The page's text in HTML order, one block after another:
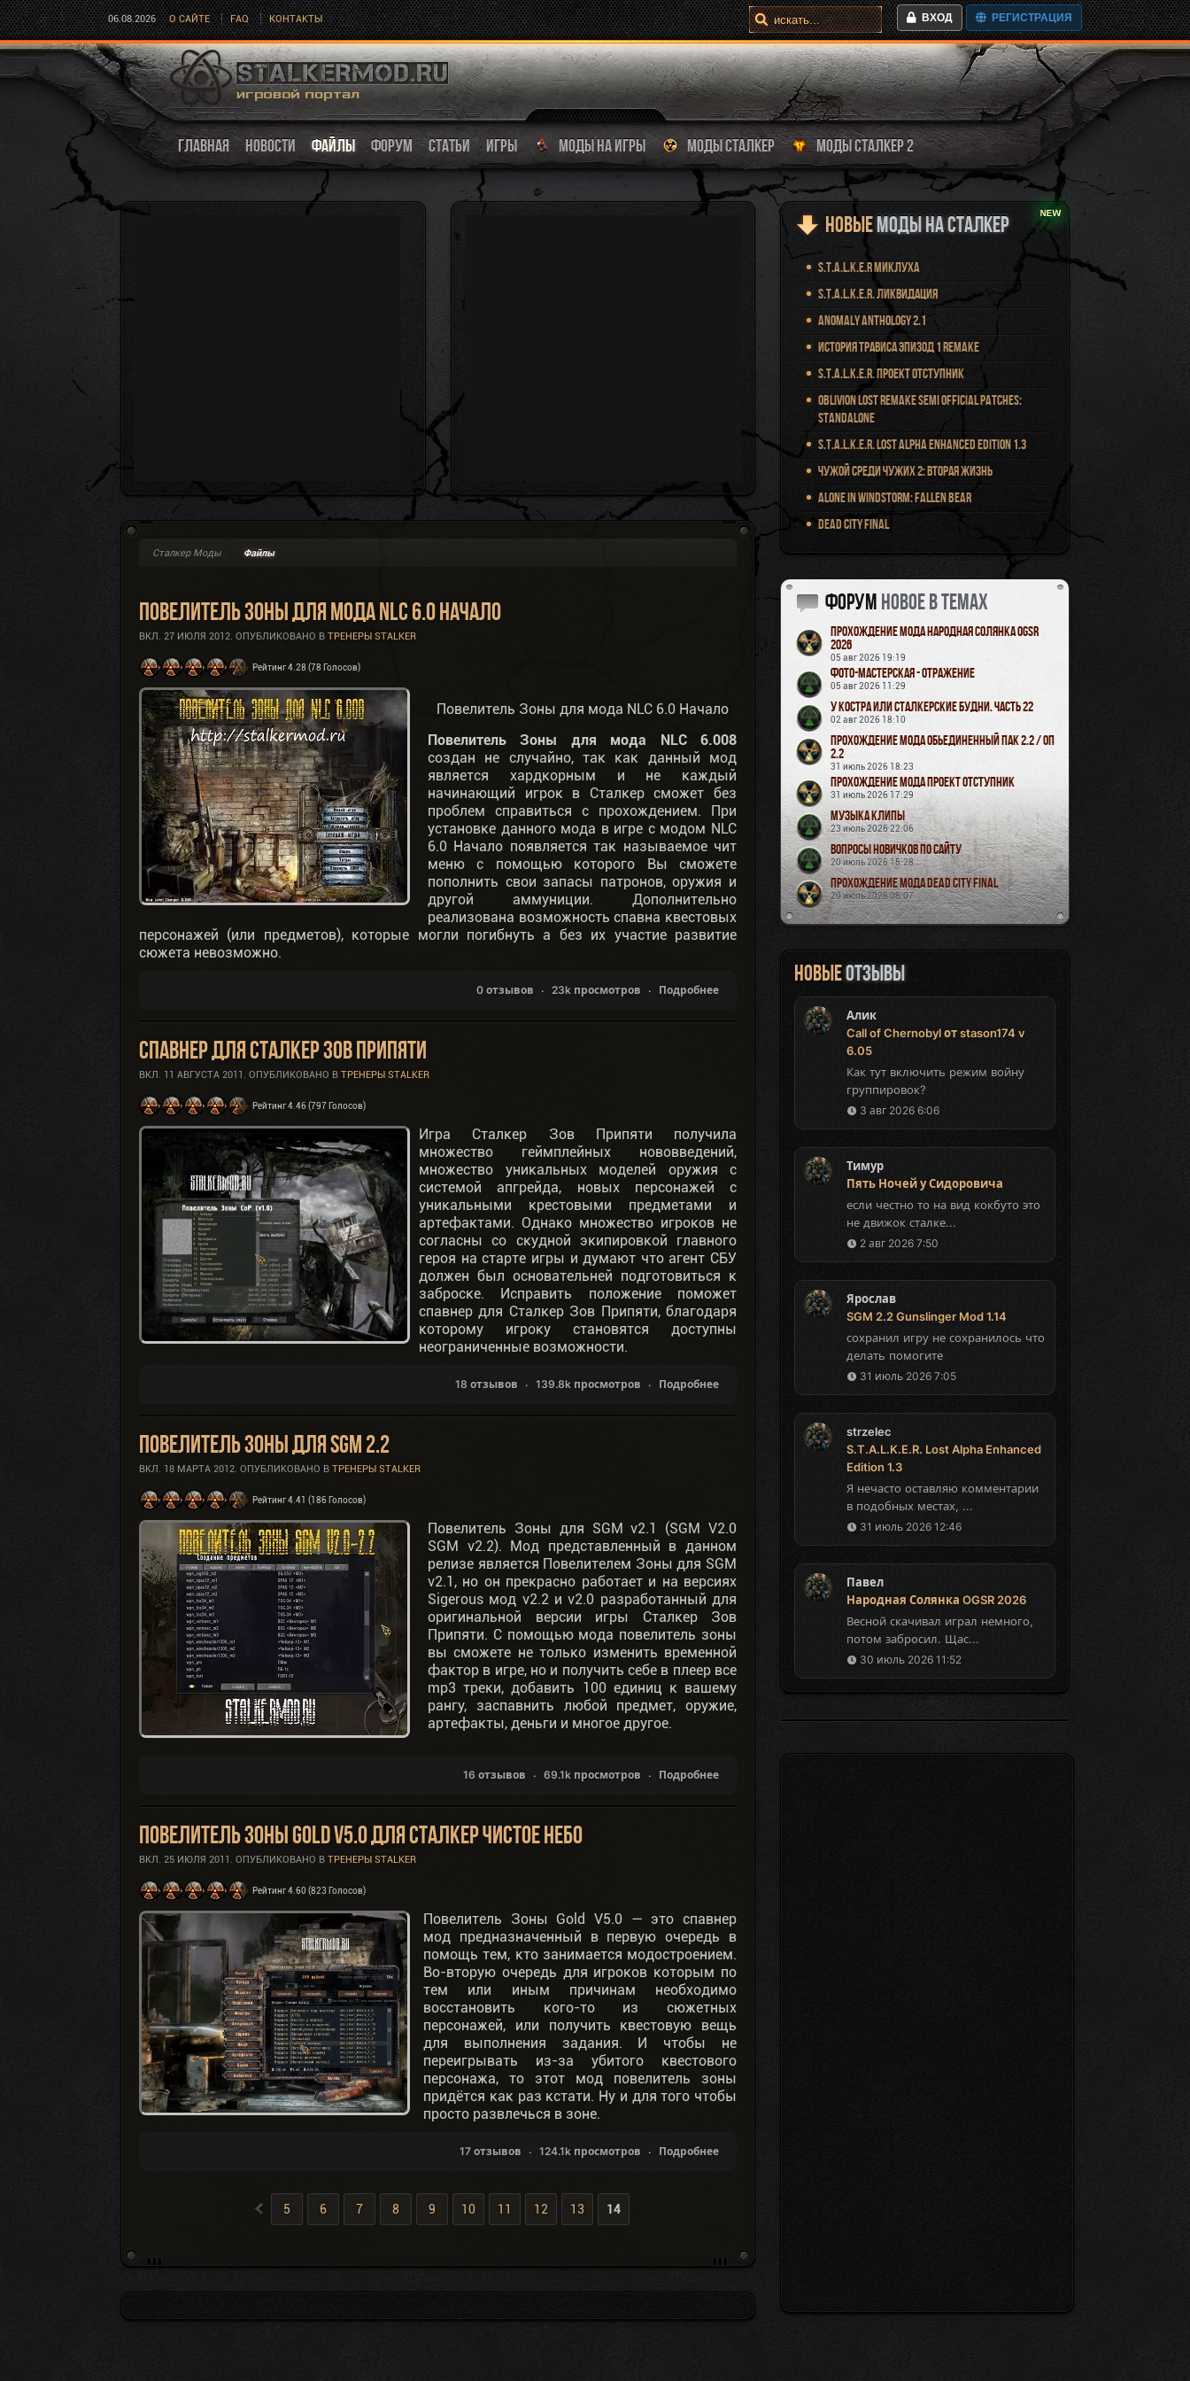
06.08.2026 О САЙТЕ FAQ КОНТАКТЫ ВХОД РЕГИСТРАЦИЯ
ГЛАВНАЯ НОВОСТИ ФАЙЛЫ ФОРУМ СТАТЬИ ИГРЫ МОДЫ НА ИГРЫ МОДЫ СТАЛКЕР МОДЫ СТАЛКЕР 2
Сталкер Моды Файлы
Повелитель Зоны для мода NLC 6.0 Начало
ВКЛ. 27 ИЮЛЯ 2012. ОПУБЛИКОВАНО В ТРЕНЕРЫ STALKER
Рейтинг 4.28 (78 Голосов)
Повелитель Зоны для мода NLC 6.0 Начало
Повелитель Зоны для мода NLC 6.008
создан не случайно, так как данный мод
является хардкорным и не каждый
начинающий игрок в Сталкер сможет без
проблем справиться с прохождением. При
установке данного мода в игре с модом NLC
6.0 Начало появляется так называемое чит
меню с помощью которого Вы сможете
пополнить свои запасы патронов, оружия и
другой аммуниции. Дополнительно
реализована возможность спавна квестовых
персонажей (или предметов), которые могли погибнуть а без их участие развитие
сюжета невозможно.
0 отзывов 23k просмотров Подробнее
Спавнер для Сталкер Зов Припяти
ВКЛ. 11 АВГУСТА 2011 . ОПУБЛИКОВАНО В ТРЕНЕРЫ STALKER
Рейтинг 4.46 (797 Голосов)
Игра Сталкер Зов Припяти получила
множество геймплейных нововведений,
множество уникальных моделей оружия с
системой апгрейда, новых персонажей с
уникальными крестовыми предметами и
артефактами. Однако множество игроков не
согласны со скудной экипировкой главного
героя на старте игры и думают что агент СБУ
должен был основательней подготовиться к
заброске. Исправить положение поможет
спавнер для Сталкер Зов Припяти, благодаря
которому игроку становятся доступны
неограниченные возможности.
18 отзывов 139.8k просмотров Подробнее
Повелитель Зоны для SGM 2.2
ВКЛ. 18 МАРТА 2012. ОПУБЛИКОВАНО В ТРЕНЕРЫ STALKER
Рейтинг 4.41 (186 Голосов)
Повелитель Зоны для SGM v2.1 (SGM V2.0
SGM v2.2). Мод представленный в данном
релизе является Повелителем Зоны для SGM
v2.1, но он прекрасно работает и на версиях
Sigerous мод v2.2 и v2.0 разработанный для
оригинальной версии игры Сталкер Зов
Припяти. С помощью мода повелитель зоны
вы сможете не только изменить временной
фактор в игре, но и получить себе в плеер все
mp3 треки, добавить 100 единиц к вашему
рангу, заспавнить любой предмет, оружие,
артефакты, деньги и многое другое.
16 отзывов 69.1k просмотров Подробнее
Повелитель Зоны GOLD v5.0 для Сталкер Чистое Небо
ВКЛ. 25 ИЮЛЯ 2011 . ОПУБЛИКОВАНО В ТРЕНЕРЫ STALKER
Рейтинг 4.60 (823 Голосов)
Повелитель Зоны Gold V5.0 — это спавнер
мод предназначенный в первую очередь в
помощь тем, кто занимается модостроением.
Во-вторую очередь для игроков которым по
тем или иным причинам необходимо
восстановить кого-то из сюжетных
персонажей, или получить квестовую вещь
для выполнения задания. И чтобы не
переигрывать из-за убитого квестового
персонажа, то этот мод повелитель зоны
придётся как раз кстати. Ну и для того чтобы
просто развлечься в зоне.
17 отзывов 124.1k просмотров Подробнее
5 6 7 8 9 10 11 12 13 14
НовыеМоды на Сталкер
S.T.A.L.K.E.R Миклуха
S.T.A.L.K.E.R. Ликвидация
Anomaly Anthology 2.1
История Трависа Эпизод 1 Remake
S.T.A.L.K.E.R. Проект Отступник
Oblivion Lost Remake Semi Official Patches:
Standalone
S.T.A.L.K.E.R. Lost Alpha Enhanced Edition 1.3
Чужой среди чужих 2: Вторая жизнь
Alone in Windstorm: Fallen Bear
Dead City Final
Форум новое в темах
Прохождение мода Народная Солянка OGSR
2026
05 авг 2026 19:19
Фото-мастерская - Отражение
05 авг 2026 11:29
У Костра или Сталкерские будни. Часть 22
02 авг 2026 18:10
Прохождение мода Обьединенный Пак 2.2 / ОП
2.2
31 июль 2026 18:23
Прохождение мода Проект Отступник
31 июль 2026 17:29
Музыка Клипы
23 июль 2026 22:06
Вопросы новичков по сайту
20 июль 2026 15:28
Прохождение мода Dead City Final
20 июль 2026 08:07
Новыеотзывы
Алик
Call of Chernobyl от stason174 v
6.05
Как тут включить режим войну
группировок?
3 авг 2026 6:06
Тимур
Пять Ночей у Сидоровича
если честно то на вид кокбуто это
не движок сталке...
2 авг 2026 7:50
Ярослав
SGM 2.2 Gunslinger Mod 1.14
сохранил игру не сохранилось что
делать помогите
31 июль 2026 7:05
strzelec
S.T.A.L.K.E.R. Lost Alpha Enhanced
Edition 1.3
Я нечасто оставляю комментарии
в подобных местах, ...
31 июль 2026 12:46
Павел
Народная Солянка OGSR 2026
Весной скачивал играл немного,
потом забросил. Щас...
30 июль 2026 11:52